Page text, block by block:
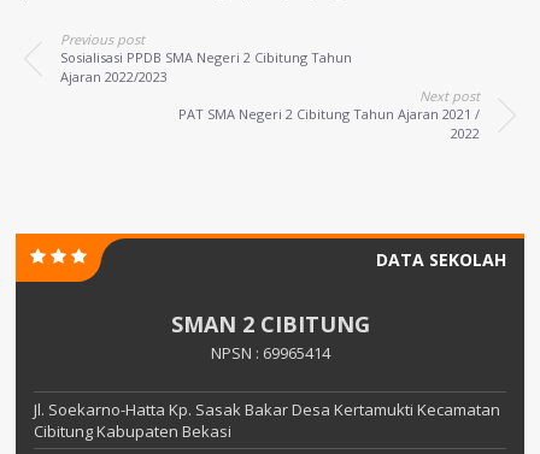
Previous post
Sosialisasi PPDB SMA Negeri 2 Cibitung Tahun
Ajaran 2022/2023
Next post
PAT SMA Negeri 2 Cibitung Tahun Ajaran 2021 /
2022
DATA SEKOLAH
SMAN 2 CIBITUNG
NPSN : 69965414
Jl. Soekarno-Hatta Kp. Sasak Bakar Desa Kertamukti Kecamatan
Cibitung Kabupaten Bekasi